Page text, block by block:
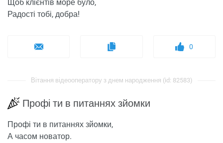
Щоб клієнтів море було,
Радості тобі, добра!
0
Вітання відеооператору з днем ​​народження (id: 82583)
Профі ти в питаннях зйомки
Профі ти в питаннях зйомки,
А часом новатор.